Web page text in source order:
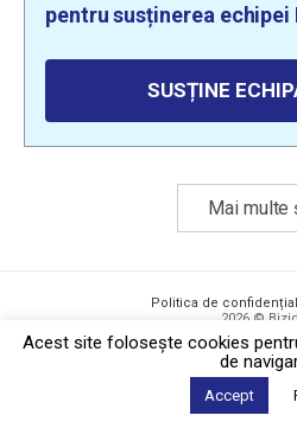
pentru susținerea echipei
SUSȚINE
Mai multe
Politica de
2026 ©
Acest site foloseşte cookies
de
Accept